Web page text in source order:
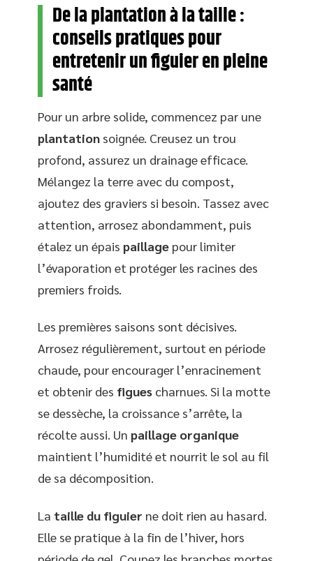
De la plantation à la taille :
conseils pratiques pour
entretenir un figuier en pleine
santé
Pour un arbre solide, commencez par une
plantation soignée. Creusez un trou
profond, assurez un drainage efficace.
Mélangez la terre avec du compost,
ajoutez des graviers si besoin. Tassez avec
attention, arrosez abondamment, puis
étalez un épais paillage pour limiter
l’évaporation et protéger les racines des
premiers froids.
Les premières saisons sont décisives.
Arrosez régulièrement, surtout en période
chaude, pour encourager l’enracinement
et obtenir des figues charnues. Si la motte
se dessèche, la croissance s’arrête, la
récolte aussi. Un paillage organique
maintient l’humidité et nourrit le sol au fil
de sa décomposition.
La taille du figuier ne doit rien au hasard.
Elle se pratique à la fin de l’hiver, hors